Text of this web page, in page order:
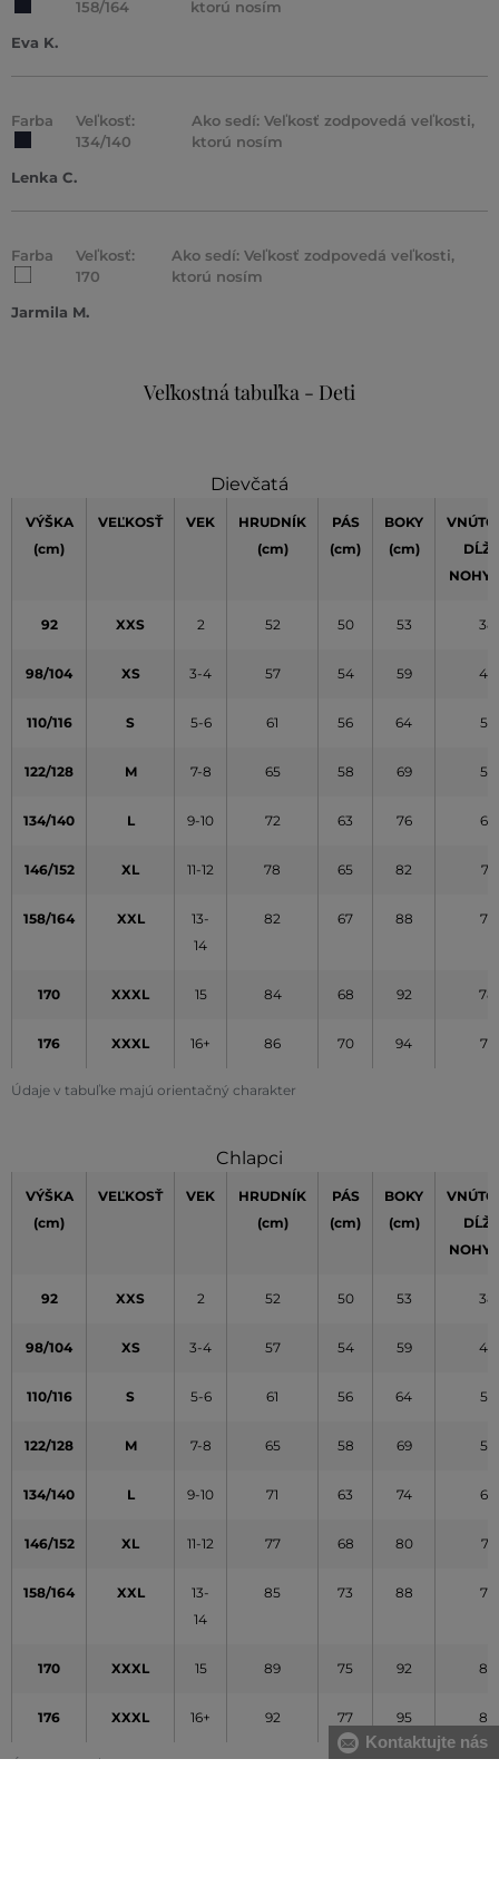
158/164
ktorú nosím
Eva K.
Farba
Veľkosť:
134/140
Ako sedí: Veľkosť zodpovedá veľkosti,
ktorú nosím
Lenka C.
Farba
Veľkosť:
170
Ako sedí: Veľkosť zodpovedá veľkosti,
ktorú nosím
Jarmila M.
Veľkostná tabuľka - Deti
Dievčatá
Údaje v tabuľke majú orientačný charakter
VÝŠKA
(cm)
VEĽKOSŤ VEK
HRUDNÍK
(cm)
PÁS
(cm)
BOKY
(cm)
NOHY
92 XXS 2 52 50 53 38
98/104 XS 3-4 57 54 59 45
110/116 S 5-6 61 56 64 52
122/128 M 7-8 65 58 69 59
134/140 L 9-10 72 63 76 65
146/152 XL 11-12 78 65 82 71
158/164 XXL
13-
14
82 67 88 77
170 XXXL 15 84 68 92 78
176 XXXL 16+ 86 70 94 79
Chlapci
Údaje v tabuľke majú orientačný charakter
VÝŠKA
(cm)
VEĽKOSŤ VEK
HRUDNÍK
(cm)
PÁS
(cm)
BOKY
(cm)
NOHY
92 XXS 2 52 50 53 38
98/104 XS 3-4 57 54 59 45
110/116 S 5-6 61 56 64 52
122/128 M 7-8 65 58 69 59
134/140 L 9-10 71 63 74 65
146/152 XL 11-12 77 68 80 71
158/164 XXL
13-
14
85 73 88 77
170 XXXL 15 89 75 92 80
176 XXXL 16+ 92 77 95 82
Kontaktujte nás